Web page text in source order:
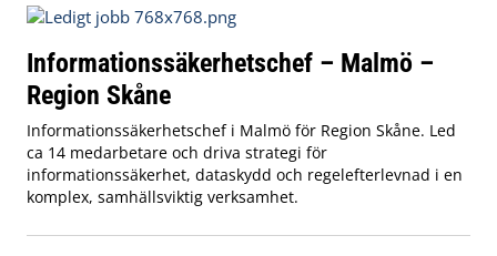
Informationssäkerhetschef – Malmö –
Region Skåne
Informationssäkerhetschef i Malmö för Region Skåne. Led
ca 14 medarbetare och driva strategi för
informationssäkerhet, dataskydd och regelefterlevnad i en
komplex, samhällsviktig verksamhet.